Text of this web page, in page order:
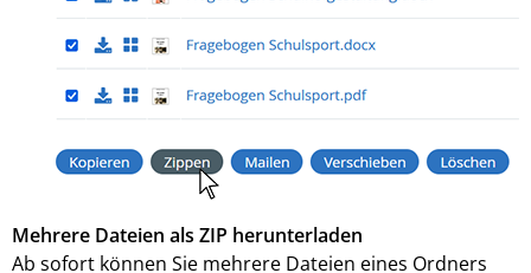
Mehrere Dateien als ZIP herunterladen
Ab sofort können Sie mehrere Dateien eines Ordners